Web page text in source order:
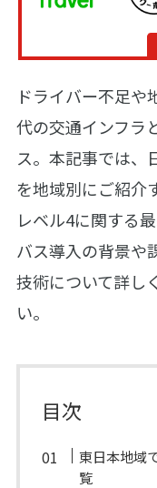
ドライバー不足や
代の交通インフラ
ス。本記事では、
を地域別にご紹介
レベル4に関する
バス導入の背景や
技術について詳し
い。
目次
東日本地域
覧